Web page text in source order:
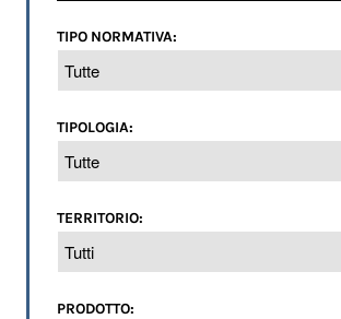
TIPO NORMATIVA:
TIPOLOGIA:
TERRITORIO:
PRODOTTO: